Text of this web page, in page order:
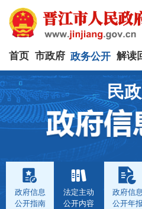
首页 市政府 政务公开 解读
民
政府信息
公开指南
法定主动
公开内容
政府信息
公开年报